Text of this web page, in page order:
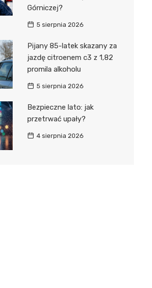
Górniczej?
5 sierpnia 2026
Pijany 85-latek skazany za
jazdę citroenem c3 z 1,82
promila alkoholu
5 sierpnia 2026
Bezpieczne lato: jak
przetrwać upały?
4 sierpnia 2026